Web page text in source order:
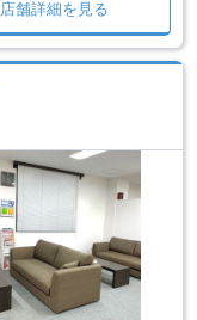
店舗詳細を見る